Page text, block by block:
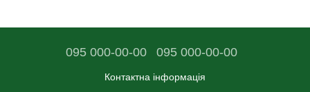
095 000-00-00 095 000-00-00
Контактна інформація